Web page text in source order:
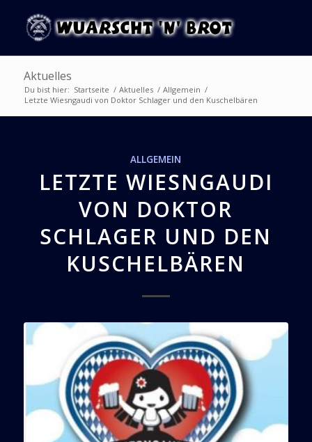
Aktuelles
Du bist hier: Startseite / Aktuelles / Allgemein /
Letzte Wiesngaudi von Doktor Schlager und den Kuschelbären
ALLGEMEIN
LETZTE WIESNGAUDI
VON DOKTOR
SCHLAGER UND DEN
KUSCHELBÄREN